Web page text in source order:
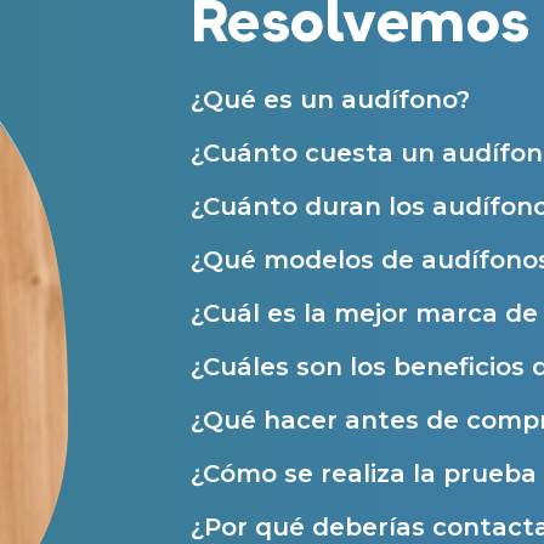
¿Qué es un audífono?
¿Cuánto cuesta un
¿Cuánto duran los
¿Qué modelos de
¿Cuál es la mejor marca
¿Cuáles son los beneficios
¿Qué hacer antes de
¿Cómo se realiza la
¿Por qué deberías
Servicios
Atención personalizada
Financiación de audífonos
Reparación de audífonos
Asistencia audiológica a domicilio
Seguro para audífonos
nuestrasCondiciones de uso.
Acepto la cesión de estos datos
solicitados, según se detalla en